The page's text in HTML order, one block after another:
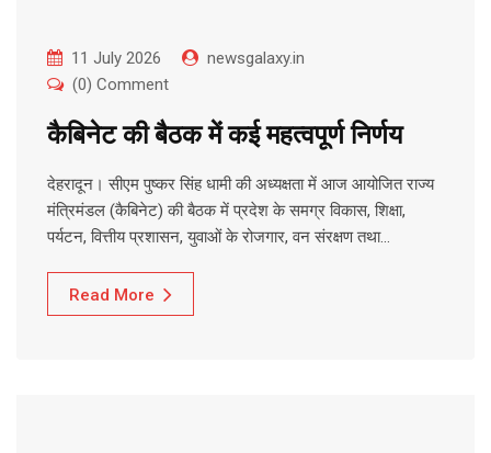
11 July 2026
newsgalaxy.in
(0) Comment
कैबिनेट की बैठक में कई महत्वपूर्ण निर्णय
देहरादून। सीएम पुष्कर सिंह धामी की अध्यक्षता में आज आयोजित राज्य
मंत्रिमंडल (कैबिनेट) की बैठक में प्रदेश के समग्र विकास, शिक्षा,
पर्यटन, वित्तीय प्रशासन, युवाओं के रोजगार, वन संरक्षण तथा…
Read More